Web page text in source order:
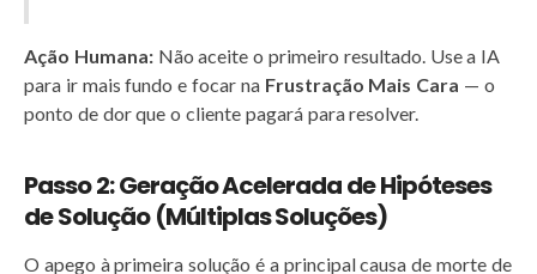
Ação Humana:Não aceite o primeiro resultado. Use a IA
para ir mais fundo e focar na Frustração Mais Cara — o
ponto de dor que o cliente pagará para resolver.
Passo 2: Geração Acelerada de Hipóteses
de Solução (Múltiplas Soluções)
O apego à primeira solução é a principal causa de morte de